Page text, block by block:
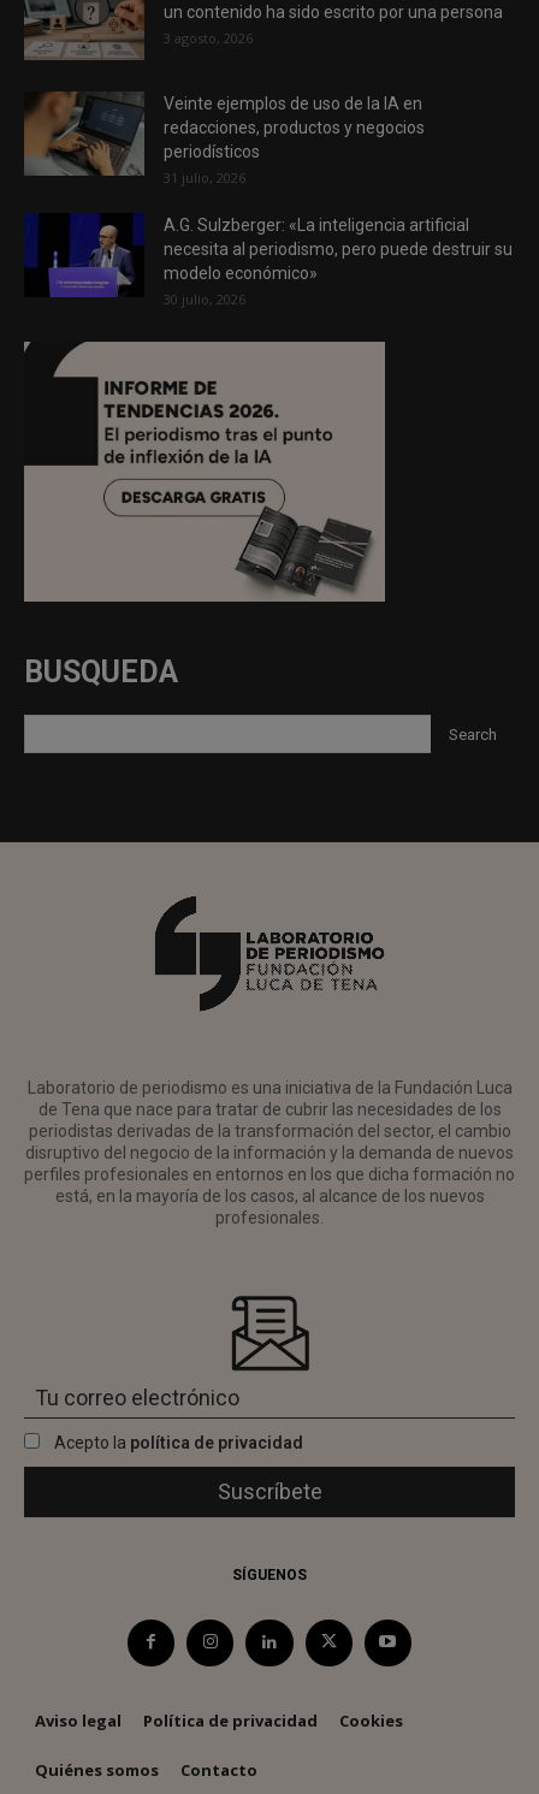
un contenido ha sido escrito por una persona
3 agosto, 2026
Veinte ejemplos de uso de la IA en
redacciones, productos y negocios
periodísticos
31 julio, 2026
A.G. Sulzberger: «La inteligencia artificial
necesita al periodismo, pero puede destruir su
modelo económico»
30 julio, 2026
BUSQUEDA
Laboratorio de periodismo es una iniciativa de la Fundación Luca
de Tena que nace para tratar de cubrir las necesidades de los
periodistas derivadas de la transformación del sector, el cambio
disruptivo del negocio de la información y la demanda de nuevos
perfiles profesionales en entornos en los que dicha formación no
está, en la mayoría de los casos, al alcance de los nuevos
profesionales.
Acepto la política de privacidad
SÍGUENOS
Aviso legal Política de privacidad Cookies
Quiénes somos Contacto